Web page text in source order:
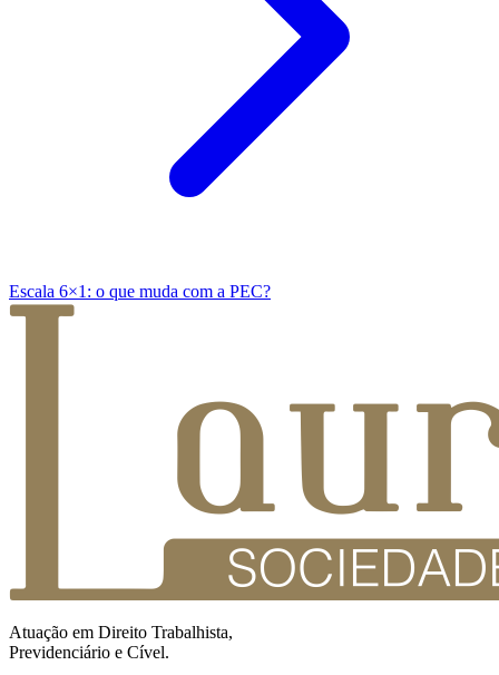
Escala 6×1: o que muda com a PEC?
Atuação em Direito Trabalhista,
Previdenciário e Cível.